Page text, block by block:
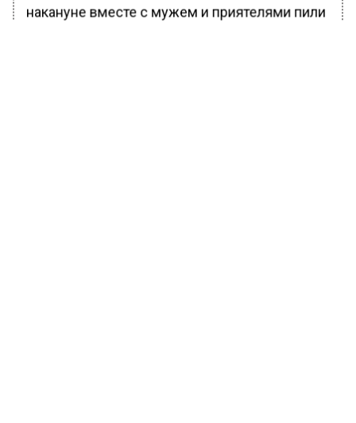
накануне вместе с мужем и приятелями пили